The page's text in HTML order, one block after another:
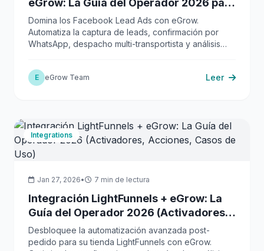
eGrow: La Guía del Operador 2026 para
la Automatización D2C
Domina los Facebook Lead Ads con eGrow.
Automatiza la captura de leads, confirmación por
WhatsApp, despacho multi-transportista y análisis
E eGrow Team Leer
Integrations
Jan 27, 2026• 7 min de lectura
Integración LightFunnels + eGrow: La
Guía del Operador 2026 (Activadores,
Acciones, Casos de Uso)
Desbloquee la automatización avanzada post-
pedido para su tienda LightFunnels con eGrow.